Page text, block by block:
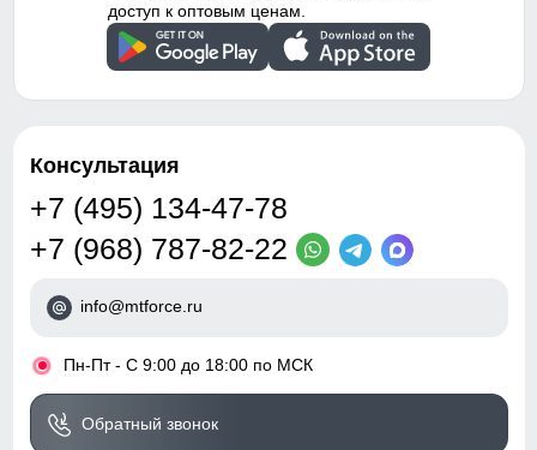
доступ к оптовым ценам.
Консультация
+7 (495) 134-47-78
+7 (968) 787-82-22
info@mtforce.ru
• Пн-Пт - С 9:00 до 18:00 по МСК
Обратный звонок